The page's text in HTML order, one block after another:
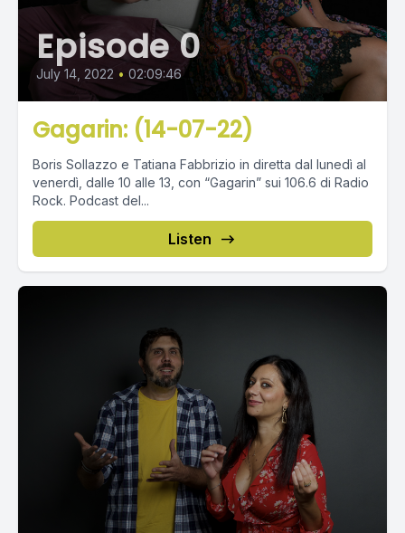
Episode 0
July 14, 2022 • 02:09:46
Gagarin: (14-07-22)
Boris Sollazzo e Tatiana Fabbrizio in diretta dal lunedì al
venerdì, dalle 10 alle 13, con “Gagarin” sui 106.6 di Radio
Rock. Podcast del...
Listen